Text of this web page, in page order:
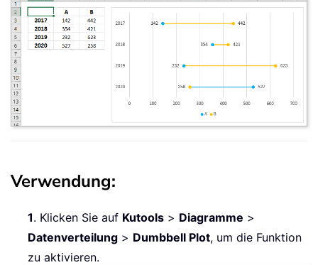
Verwendung:
1. Klicken Sie auf Kutools > Diagramme >
Datenverteilung > Dumbbell Plot, um die Funktion
zu aktivieren.